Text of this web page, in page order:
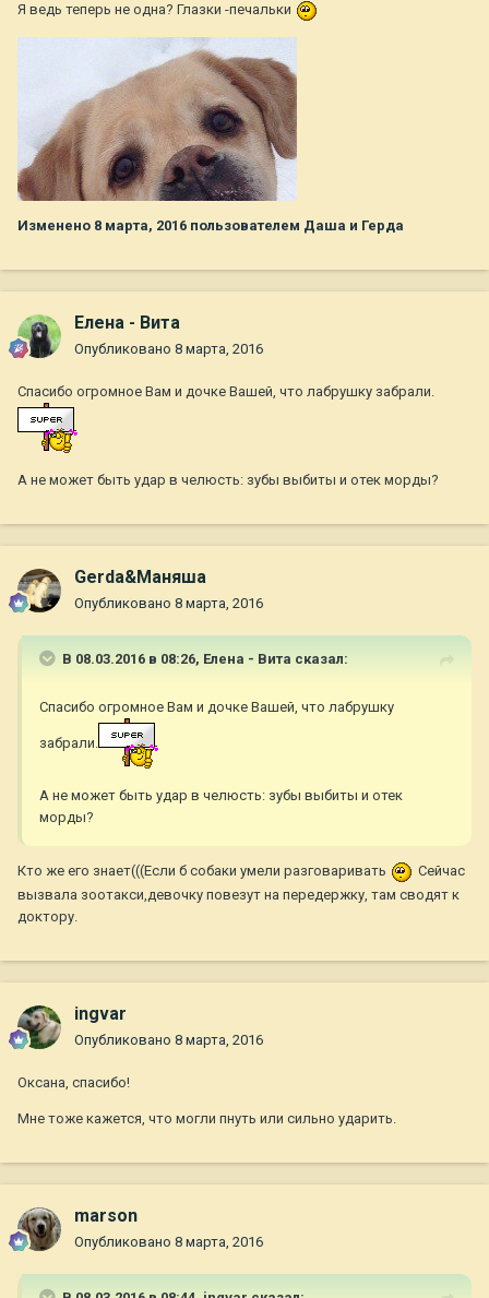
Я ведь теперь не одна? Глазки -печальки
Изменено 8 марта, 2016 пользователем Даша и Герда
Елена - Вита
Опубликовано 8 марта, 2016
Спасибо огромное Вам и дочке Вашей, что лабрушку забрали.
А не может быть удар в челюсть: зубы выбиты и отек морды?
Gerda&Маняша
Опубликовано 8 марта, 2016
В 08.03.2016 в 08:26, Елена - Вита сказал:
Спасибо огромное Вам и дочке Вашей, что лабрушку
забрали.
А не может быть удар в челюсть: зубы выбиты и отек
морды?
Кто же его знает(((Если б собаки умели разговаривать
Сейчас
вызвала зоотакси,девочку повезут на передержку, там сводят к
доктору.
ingvar
Опубликовано 8 марта, 2016
Оксана, спасибо!
Мне тоже кажется, что могли пнуть или сильно ударить.
marson
Опубликовано 8 марта, 2016